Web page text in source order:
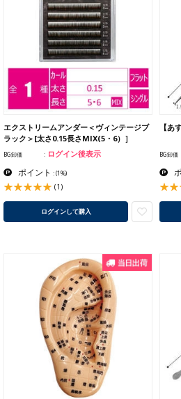
エクストリームアンダー＜ヴィンテージブ
ラック＞[太さ0.15長さMIX(5・6）］
BG卸価 ログイン後表示
ポイント :(1%)
(1)
ログインして購入
【あ
BG卸価